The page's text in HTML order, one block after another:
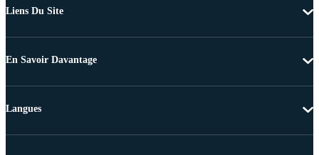
Liens Du Site
En Savoir Davantage
Langues